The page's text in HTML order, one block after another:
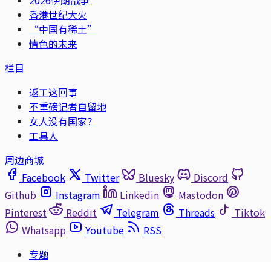
香港世纪大火
“中国有稀土”
情色的未来
栏目
返工这回事
不重磅记者自留地
女人没有国家？
工具人
周边商城
Facebook
Twitter Bluesky
Discord
Github
Instagram Linkedin
Mastodon
Pinterest
Reddit Telegram Threads
Tiktok
Whatsapp
Youtube
RSS
专题